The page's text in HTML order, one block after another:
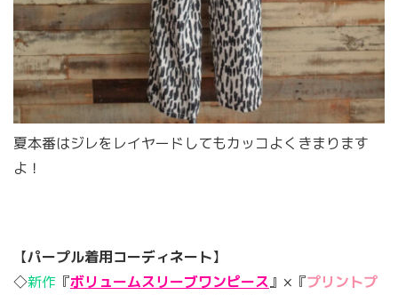
夏本番はジレをレイヤードしてもカッコよくきまります
よ！
【パープル着用コーディネート】
◇新作 『ボリュームスリーブワンピース』×『プリントプ